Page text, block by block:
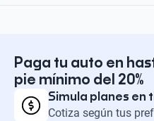
Paga tu auto en
pie mínimo del 20%
Simula planes en
Cotiza según tus